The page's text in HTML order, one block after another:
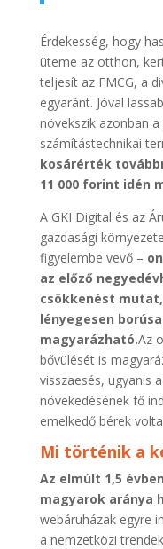
Érdekesség, hogy
üteme az otthon,
teljesít az FMCG, a
egyaránt. Jóval
növekszik azonban
számítástechnikai
kosárérték
11 000 forint idén
A GKI Digital és az
gazdasági
figyelembe vevő –
az előző
csökkenést
lényegesen
magyarázható.Az
bővülését is
visszaesés, ugyanis
növekedésének fő
emelkedő bérek
Mi történik a
Az elmúlt 1,5
magyarok aránya
webáruházak egyre
a nemzetközi